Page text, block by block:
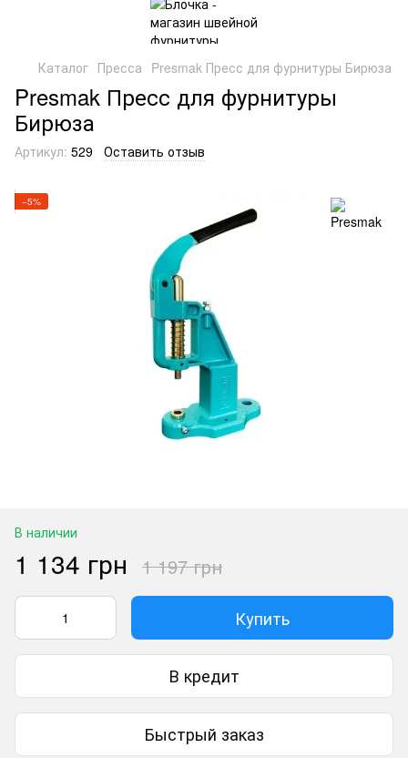
Каталог Пресса Presmak Пресс для фурнитуры Бирюза
Presmak Пресс для фурнитуры
Бирюза
Артикул: 529 Оставить отзыв
−5%
В наличии
1 134 грн 1 197 грн
Купить
В кредит
Быстрый заказ